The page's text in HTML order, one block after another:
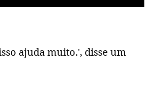
ajuda muito.', disse um